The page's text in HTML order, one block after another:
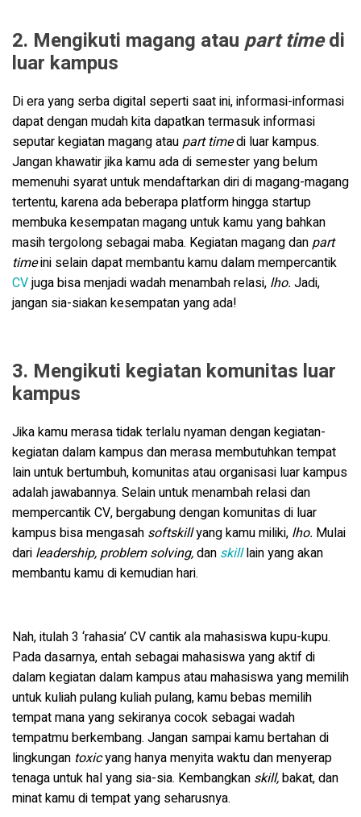
2. Mengikuti magang atau part timedi
luar kampus
Di era yang serba digital seperti saat ini, informasi-informasi
dapat dengan mudah kita dapatkan termasuk informasi
seputar kegiatan magang ataupart timedi luar kampus.
Jangan khawatir jika kamu ada di semester yang belum
memenuhi syarat untuk mendaftarkan diri di magang-magang
tertentu, karena ada beberapa platform hingga startup
membuka kesempatan magang untuk kamu yang bahkan
masih tergolong sebagai maba. Kegiatan magang danpart
timeini selain dapat membantu kamu dalam mempercantik
CVjuga bisa menjadi wadah menambah relasi, lho. Jadi,
jangan sia-siakan kesempatan yang ada!
3. Mengikuti kegiatan komunitas luar
kampus
Jika kamu merasa tidak terlalu nyaman dengan kegiatan-
kegiatan dalam kampus dan merasa membutuhkan tempat
lain untuk bertumbuh, komunitas atau organisasi luar kampus
adalah jawabannya. Selain untuk menambah relasi dan
mempercantik CV, bergabung dengan komunitas di luar
kampus bisa mengasah softskillyang kamu miliki, lho. Mulai
dari leadership, problem solving,dan skilllain yang akan
membantu kamu di kemudian hari.
Nah, itulah 3 ‘rahasia’ CV cantik ala mahasiswa kupu-kupu.
Pada dasarnya, entah sebagai mahasiswa yang aktif di
dalam kegiatan dalam kampus atau mahasiswa yang memilih
untuk kuliah pulang kuliah pulang, kamu bebas memilih
tempat mana yang sekiranya cocok sebagai wadah
tempatmu berkembang. Jangan sampai kamu bertahan di
lingkungan toxicyang hanya menyita waktu dan menyerap
tenaga untuk hal yang sia-sia. Kembangkan skill,bakat, dan
minat kamu di tempat yang seharusnya.